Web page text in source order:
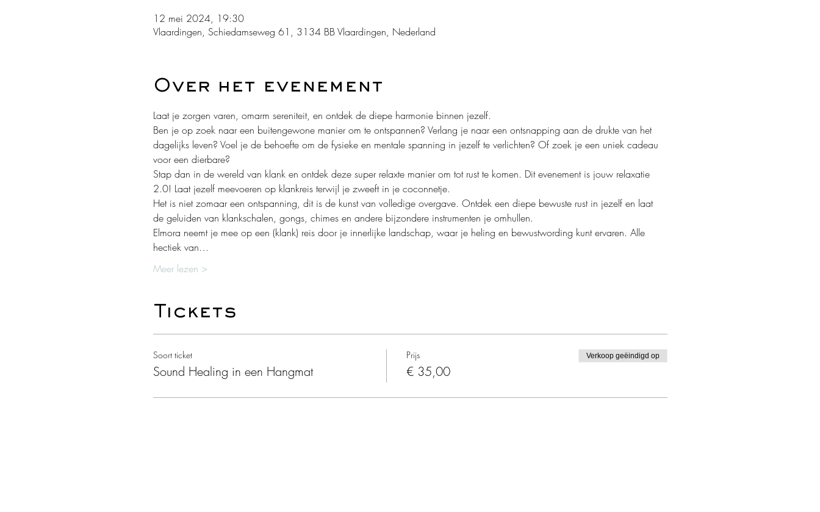
12 mei 2024, 19:30
Vlaardingen, Schiedamseweg 61, 3134 BB Vlaardingen, Nederland
Over het evenement
Laat je zorgen varen, omarm sereniteit, en ontdek de diepe harmonie binnen jezelf.
Ben je op zoek naar een buitengewone manier om te ontspannen? Verlang je naar een ontsnapping aan de drukte van het
dagelijks leven? Voel je de behoefte om de fysieke en mentale spanning in jezelf te verlichten? Of zoek je een uniek cadeau
voor een dierbare?
Stap dan in de wereld van klank en ontdek deze super relaxte manier om tot rust te komen. Dit evenement is jouw relaxatie
2.0! Laat jezelf meevoeren op klankreis terwijl je zweeft in je coconnetje.
Het is niet zomaar een ontspanning, dit is de kunst van volledige overgave. Ontdek een diepe bewuste rust in jezelf en laat
de geluiden van klankschalen, gongs, chimes en andere bijzondere instrumenten je omhullen.
Elmora neemt je mee op een (klank) reis door je innerlijke landschap, waar je heling en bewustwording kunt ervaren. Alle
hectiek van…
Meer lezen >
Tickets
Soort ticket
Sound Healing in een Hangmat
Prijs
€ 35,00
Verkoop geëindigd op